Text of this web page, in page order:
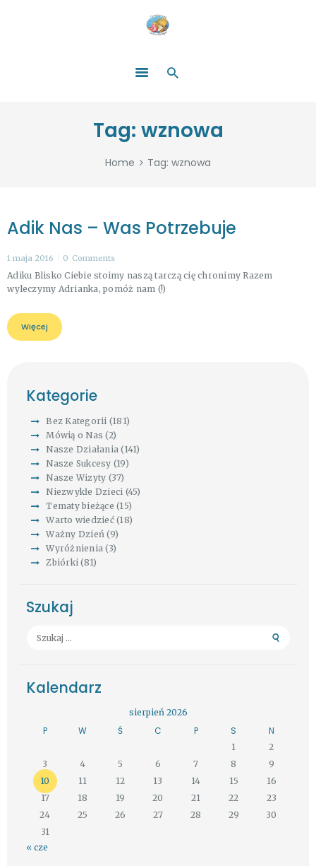
Tag: wznowa
Home Tag: wznowa
ZOSTAŃ DARCZYŃCĄ!
WYDARZENIA
PARTNERZY
Adik Nas – Was Potrzebuje
1 maja 2016 0 Comments
Adiku Blisko Ciebie stoimy naszą tarczą cię chronimy Razem
wyleczymy Adrianka, pomóż nam (!)
Więcej
Kategorie
Bez Kategorii (181)
Mówią o Nas (2)
Nasze Działania (141)
Nasze Sukcesy (19)
Nasze Wizyty (37)
Niezwykłe Dzieci (45)
Tematy bieżące (15)
Warto wiedzieć(18)
Ważny Dzień (9)
Wyróżnienia (3)
Zbiórki (81)
Szukaj
Szukaj:
Kalendarz
sierpień 2026
P W Ś C P S N
1
2
3
4 5 6 7 8
9
10
11 12 13 14 15
16
17
18 19 20 21 22
23
24
25 26 27 28 29
30
31
« cze